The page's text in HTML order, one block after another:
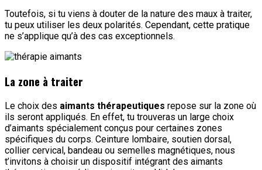
Toutefois, si tu viens à douter de la nature des maux à traiter,
tu peux utiliser les deux polarités. Cependant, cette pratique
ne s’applique qu’à des cas exceptionnels.
La zone à traiter
Le choix des aimants thérapeutiques repose sur la zone où
ils seront appliqués. En effet, tu trouveras un large choix
d’aimants spécialement conçus pour certaines zones
spécifiques du corps. Ceinture lombaire, soutien dorsal,
collier cervical, bandeau ou semelles magnétiques, nous
t’invitons à choisir un dispositif intégrant des aimants